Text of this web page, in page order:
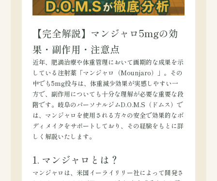
【完全解説】マンジャロ5mgの効
果・副作用・注意点
近年、肥満治療や体重管理において画期的な成果を示
している注射薬「マンジャロ（Mounjaro）」。その
中でも5mg投与は、体重減少効果が実感しやすい一
方で、副作用についても十分な理解が必要な重要な段
階です。岐阜のパーソナルジムD.O.M.S（ドムス）で
は、マンジャロを使用される方々の安全で効果的なボ
ディメイクをサポートしており、その経験をもとに詳
しく解説いたします。
1. マンジャロとは？
マンジャロは、米国イーライリリー社によって開発さ